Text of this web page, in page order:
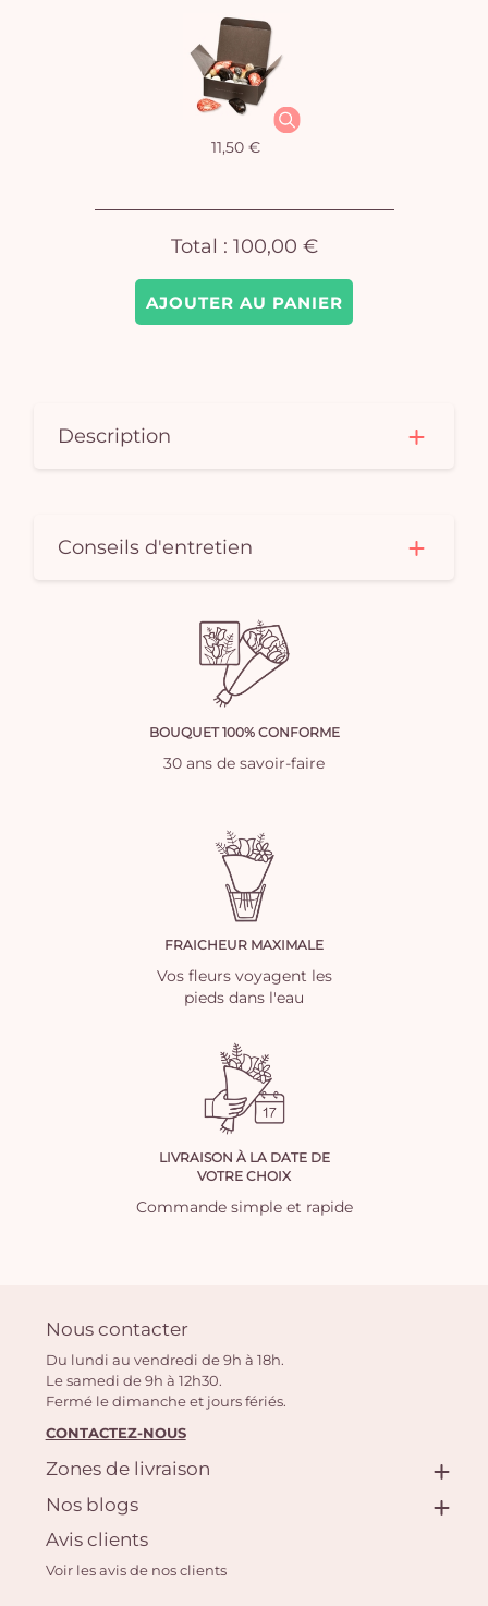
AJOUTER AU PANIER
11,50 €
Total : 100,00 €
Description
Conseils d'entretien
BOUQUET 100% CONFORME
30 ans de savoir-faire
FRAICHEUR MAXIMALE
Vos fleurs voyagent les
pieds dans l'eau
LIVRAISON À LA DATE DE
VOTRE CHOIX
Commande simple et rapide
Nous contacter
Du lundi au vendredi de 9h à 18h.
Le samedi de 9h à 12h30.
Fermé le dimanche et jours fériés.
CONTACTEZ-NOUS
Zones de livraison
Nos blogs
Avis clients
Voir les avis de nos clients